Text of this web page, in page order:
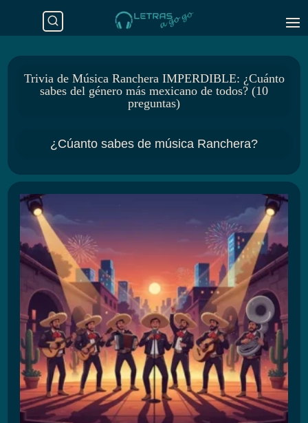
Trivia de Música Ranchera IMPERDIBLE: ¿Cuánto
sabes del género más mexicano de todos? (10
preguntas)
¿Cúanto sabes de música Ranchera?